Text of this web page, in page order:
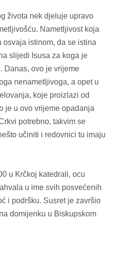
života nek djeluje upravo
Nametljivost koja
istinom, da se istina
slijedi Isusa za koga je
Danas, ovo je vrijeme
nenametljivoga, a opet u
koje proizlazi od
je u ovo vrijeme opadanja
potrebno, takvim se
učiniti i redovnici tu imaju
u Krčkoj katedrali, ocu
u ime svih posvećenih
i podršku. Susret je završio
domijenku u Biskupskom